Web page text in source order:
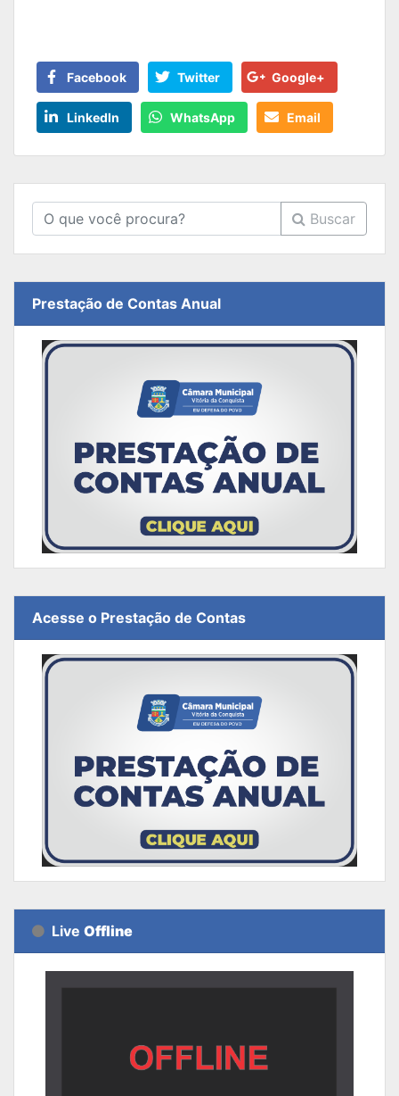
Facebook Twitter Google+
LinkedIn WhatsApp Email
Buscar
Prestação de Contas Anual
Acesse o Prestação de Contas
Live Offline